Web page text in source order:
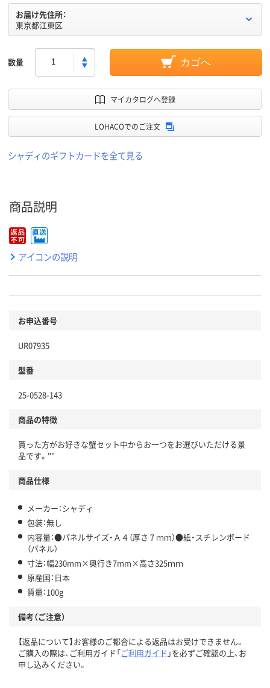
お届け先住所：
東京都江東区
数量 カゴへ
マイカタログへ登録
LOHACOでのご注文
シャディのギフトカードを全て見る
商品説明
アイコンの説明
お申込番号
UR07935
型番
25-0528-143
商品の特徴
貰った方がお好きな蟹セット中からお一つをお選びいただける景
品です。""
商品仕様
メーカー：シャディ
包装：無し
内容量：●パネルサイズ・Ａ４（厚さ７ｍｍ）●紙・スチレンボード
（パネル）
寸法：幅230mm×奥行き7mm×高さ325ｍｍ
原産国：日本
質量：100g
備考（ご注意）
【返品について】お客様のご都合による返品はお受けできません。
ご購入の際は、ご利用ガイド「ご利用ガイド 」を必ずご確認の上、お
申し込みください。